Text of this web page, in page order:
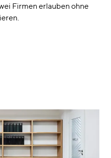
Firmen erlauben ohne